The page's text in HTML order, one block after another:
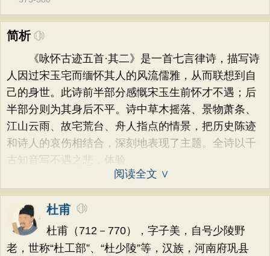
简析
《咏怀古迹五首·其二》是一首七言律诗，描写诗
人因过宋玉宅而缅怀其人的风流儒雅，从而联想到自
己的身世。此诗前半部分感慨宋玉生前怀才不遇；后
半部分则为其身后不平。诗中草木摇落、景物萧条、
江山云雨、故宅荒台、舟人指点的情景，把历史陈迹
和诗人的哀伤相结合，深刻地表现了主题。全诗以千
古知音写不遇之悲，体验
阅读全文 ∨
杜甫
杜甫（712－770），字子美，自号少陵野
老，世称“杜工部”、“杜少陵”等，汉族，河南府巩县